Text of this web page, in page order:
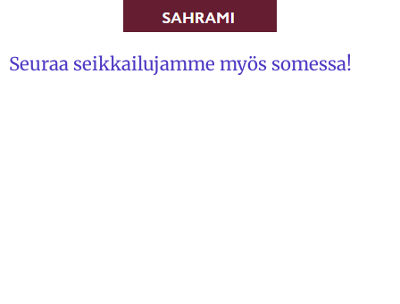
Seuraa seikkailujamme myös somessa!